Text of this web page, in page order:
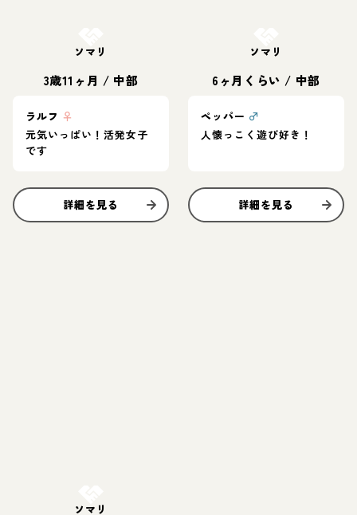
ソマリ
3歳11ヶ月 / 中部
ラルフ ♀
元気いっぱい！活発女子
です
詳細を見る
ソマリ
6ヶ月くらい / 中部
ペッパー ♂
人懐っこく遊び好き！
詳細を見る
ソマリ